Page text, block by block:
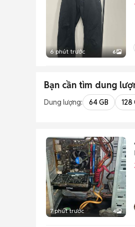
6 phút trước 6
Bạn cần tìm dung
Dung lượng: 64 GB 128
7 phút trước 4